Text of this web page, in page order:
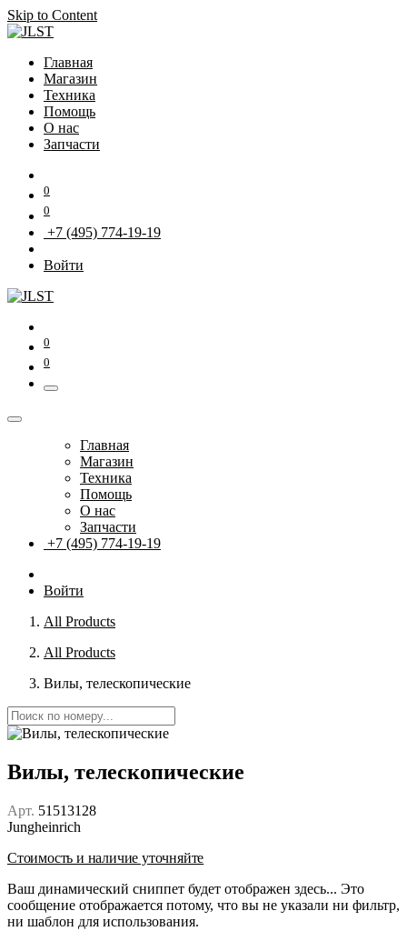
Skip to Content
Главная
Магазин
Техника
Помощь
О нас
Запчасти
0
0
+7 (495) 774-19-19
Войти
0
0
Главная
Магазин
Техника
Помощь
О нас
Запчасти
+7 (495) 774-19-19
Войти
All Products
All Products
Вилы, телескопические
Вилы, телескопические
Арт. 51513128
Jungheinrich
Стоимость и наличие уточняйте
Ваш динамический сниппет будет отображен здесь... Это
сообщение отображается потому, что вы не указали ни фильтр,
ни шаблон для использования.